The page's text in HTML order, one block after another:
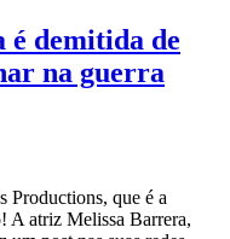
demitida de
na guerra
Productions, que é a
A atriz Melissa Barrera,